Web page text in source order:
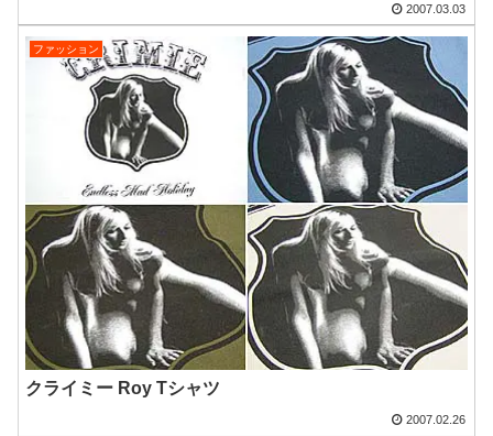
2007.03.03
ファッション
クライミー Roy Tシャツ
2007.02.26